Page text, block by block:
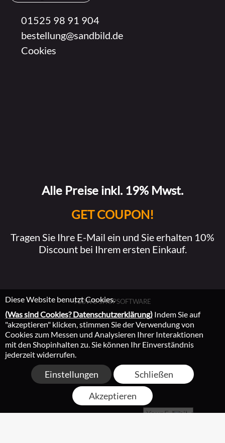
Diese Website benutzt Cookies.
(Was sind Cookies? Datenschutzerklärung) Indem Sie auf
"akzeptieren" klicken, stimmen Sie der Verwendung von
Cookies zum Messen und Analysieren Ihrer Interaktionen
mit den Shopinhalten zu. Sie können Ihr Einverständnis
jederzeit widerrufen.
Einstellungen
Schließen
Akzeptieren
01525 98 91 904
bestellung@sandbild.de
Cookies
Alle Preise inkl. 19% Mwst.
GET COUPON!
Tragen Sie Ihre E-Mail ein und Sie erhalten 10%
Discount bei Ihrem ersten Einkauf.
FLOW® SHOPSOFTWARE